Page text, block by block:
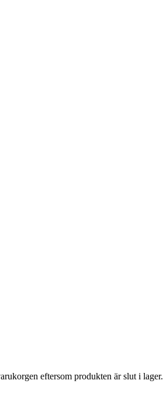
eftersom produkten är slut i lager.